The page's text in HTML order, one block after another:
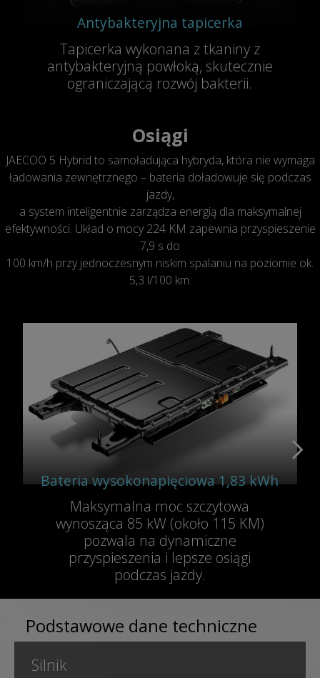
Antybakteryjna tapicerka
Tapicerka wykonana z tkaniny z
antybakteryjną powłoką, skutecznie
ograniczającą rozwój bakterii.
Osiągi
JAECOO 5 Hybrid to samoładująca hybryda, która nie wymaga
ładowania zewnętrznego – bateria doładowuje się podczas
jazdy,
a system inteligentnie zarządza energią dla maksymalnej
efektywności. Układ o mocy 224 KM zapewnia przyspieszenie
7,9 s do
100 km/h przy jednoczesnym niskim spalaniu na poziomie ok.
5,3 l/100 km.
Bateria wysokonapięciowa 1,83 kWh
Maksymalna moc szczytowa
wynosząca 85 kW (około 115 KM)
pozwala na dynamiczne
przyspieszenia i lepsze osiągi
podczas jazdy.
Podstawowe dane techniczne
Silnik